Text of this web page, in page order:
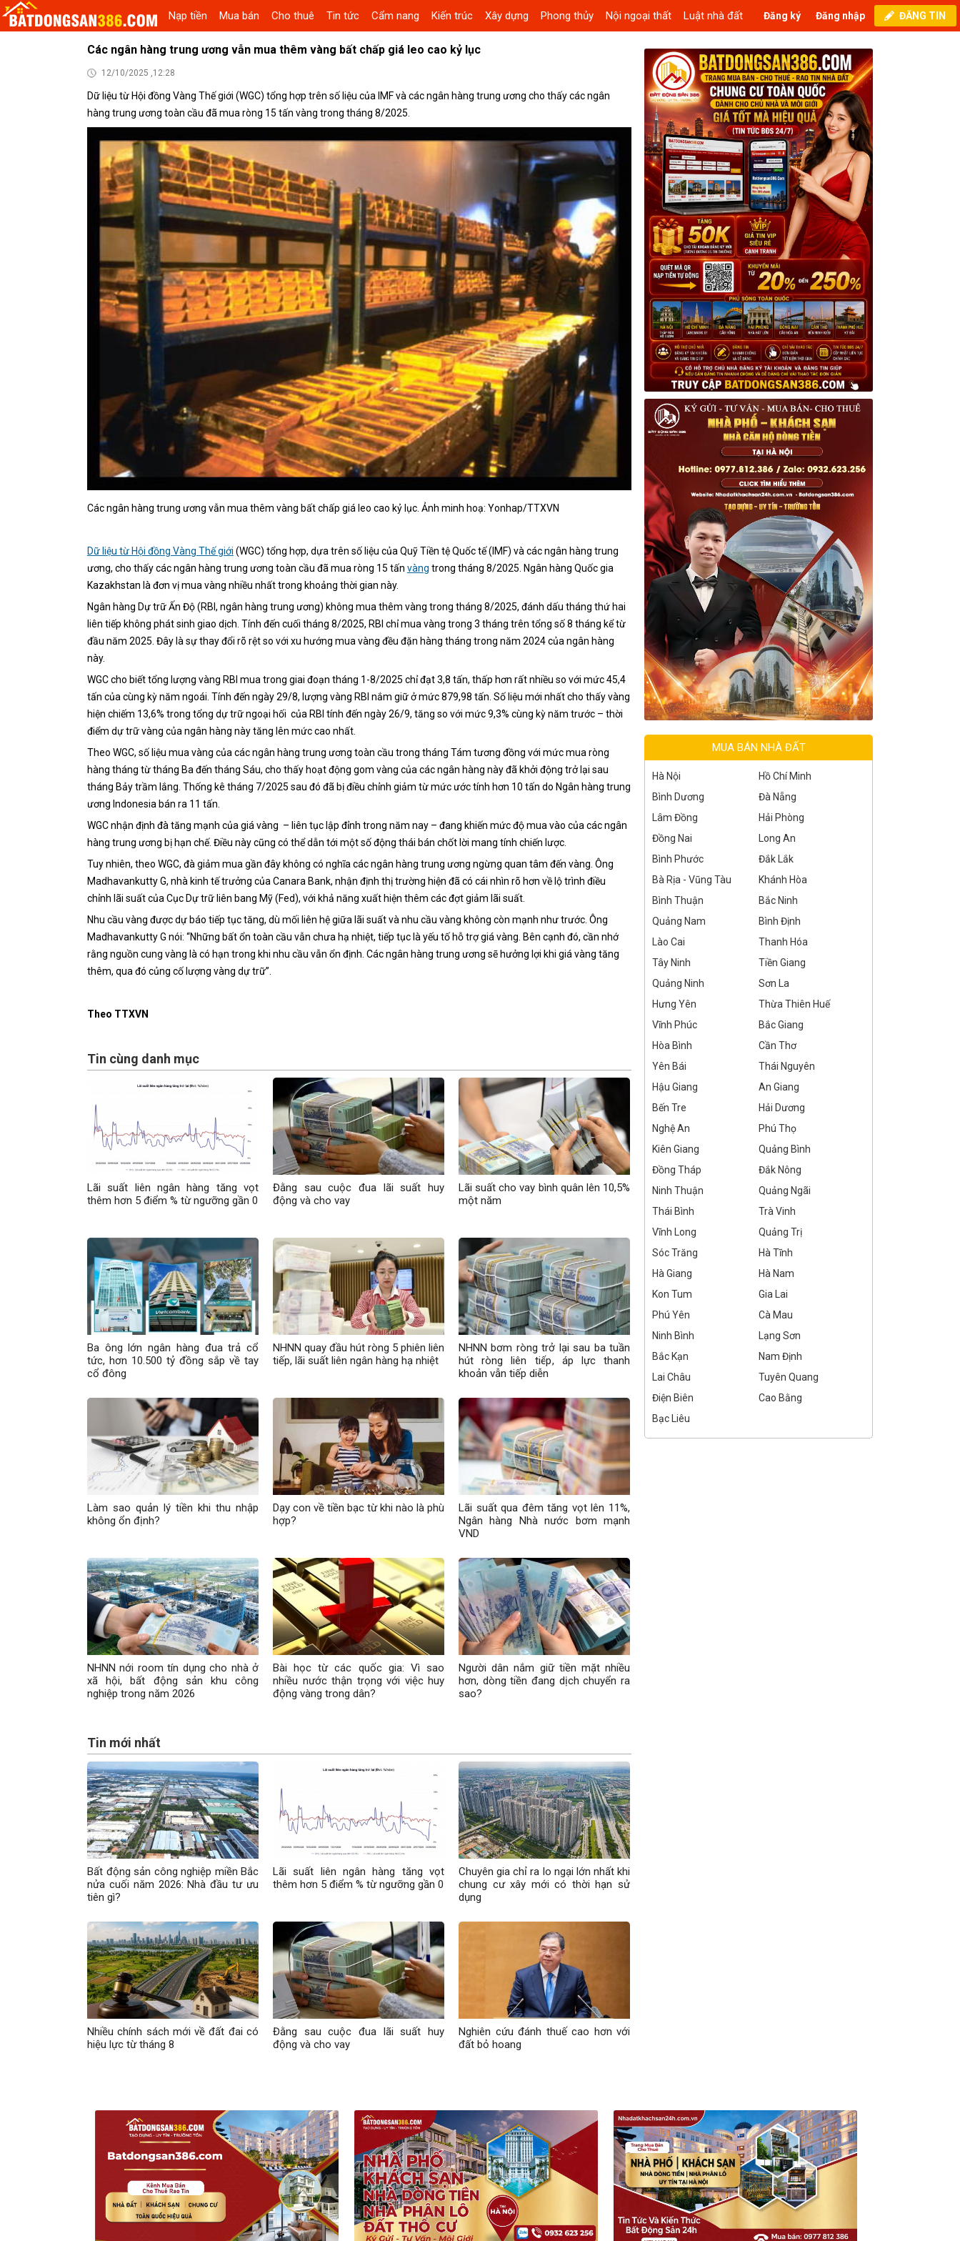
Nạp tiền Mua bán Cho thuê Tin tức Cẩm nang Kiến trúc Xây dựng Phong thủy Nội ngoại thất Luật nhà đất ĐĂNG TIN
Đăng nhập
Đăng ký
Các ngân hàng trung ương vẫn mua thêm vàng bất chấp giá leo cao kỷ lục
12/10/2025 ,12:28
Dữ liệu từ Hội đồng Vàng Thế giới (WGC) tổng hợp trên số liệu của IMF và các ngân hàng trung ương cho thấy các ngân
hàng trung ương toàn cầu đã mua ròng 15 tấn vàng trong tháng 8/2025.
Các ngân hàng trung ương vẫn mua thêm vàng bất chấp giá leo cao kỷ lục. Ảnh minh hoạ: Yonhap/TTXVN
Dữ liệu từ Hội đồng Vàng Thế giới (WGC) tổng hợp, dựa trên số liệu của Quỹ Tiền tệ Quốc tế (IMF) và các ngân hàng trung
ương, cho thấy các ngân hàng trung ương toàn cầu đã mua ròng 15 tấn vàng trong tháng 8/2025. Ngân hàng Quốc gia
Kazakhstan là đơn vị mua vàng nhiều nhất trong khoảng thời gian này.
Ngân hàng Dự trữ Ấn Độ (RBI, ngân hàng trung ương) không mua thêm vàng trong tháng 8/2025, đánh dấu tháng thứ hai
liên tiếp không phát sinh giao dịch. Tính đến cuối tháng 8/2025, RBI chỉ mua vàng trong 3 tháng trên tổng số 8 tháng kể từ
đầu năm 2025. Đây là sự thay đổi rõ rệt so với xu hướng mua vàng đều đặn hàng tháng trong năm 2024 của ngân hàng
này.
WGC cho biết tổng lượng vàng RBI mua trong giai đoạn tháng 1-8/2025 chỉ đạt 3,8 tấn, thấp hơn rất nhiều so với mức 45,4
tấn của cùng kỳ năm ngoái. Tính đến ngày 29/8, lượng vàng RBI nắm giữ ở mức 879,98 tấn. Số liệu mới nhất cho thấy vàng
hiện chiếm 13,6% trong tổng dự trữ ngoại hối của RBI tính đến ngày 26/9, tăng so với mức 9,3% cùng kỳ năm trước – thời
điểm dự trữ vàng của ngân hàng này tăng lên mức cao nhất.
Theo WGC, số liệu mua vàng của các ngân hàng trung ương toàn cầu trong tháng Tám tương đồng với mức mua ròng
hàng tháng từ tháng Ba đến tháng Sáu, cho thấy hoạt động gom vàng của các ngân hàng này đã khởi động trở lại sau
tháng Bảy trầm lắng. Thống kê tháng 7/2025 sau đó đã bị điều chỉnh giảm từ mức ước tính hơn 10 tấn do Ngân hàng trung
ương Indonesia bán ra 11 tấn.
WGC nhận định đà tăng mạnh của giá vàng – liên tục lập đỉnh trong năm nay – đang khiến mức độ mua vào của các ngân
hàng trung ương bị hạn chế. Điều này cũng có thể dẫn tới một số động thái bán chốt lời mang tính chiến lược.
Tuy nhiên, theo WGC, đà giảm mua gần đây không có nghĩa các ngân hàng trung ương ngừng quan tâm đến vàng. Ông
Madhavankutty G, nhà kinh tế trưởng của Canara Bank, nhận định thị trường hiện đã có cái nhìn rõ hơn về lộ trình điều
chỉnh lãi suất của Cục Dự trữ liên bang Mỹ (Fed), với khả năng xuất hiện thêm các đợt giảm lãi suất.
Nhu cầu vàng được dự báo tiếp tục tăng, dù mối liên hệ giữa lãi suất và nhu cầu vàng không còn mạnh như trước. Ông
Madhavankutty G nói: “Những bất ổn toàn cầu vẫn chưa hạ nhiệt, tiếp tục là yếu tố hỗ trợ giá vàng. Bên cạnh đó, cần nhớ
rằng nguồn cung vàng là có hạn trong khi nhu cầu vẫn ổn định. Các ngân hàng trung ương sẽ hưởng lợi khi giá vàng tăng
thêm, qua đó củng cố lượng vàng dự trữ”.
Theo TTXVN
Tin cùng danh mục
Lãi suất liên ngân hàng tăng vọt
thêm hơn 5 điểm % từ ngưỡng gần 0
Đằng sau cuộc đua lãi suất huy
động và cho vay
Lãi suất cho vay bình quân lên 10,5%
một năm
Ba ông lớn ngân hàng đua trả cổ
tức, hơn 10.500 tỷ đồng sắp về tay
cổ đông
NHNN quay đầu hút ròng 5 phiên liên
tiếp, lãi suất liên ngân hàng hạ nhiệt
NHNN bơm ròng trở lại sau ba tuần
hút ròng liên tiếp, áp lực thanh
khoản vẫn tiếp diễn
Làm sao quản lý tiền khi thu nhập
không ổn định?
Dạy con về tiền bạc từ khi nào là phù
hợp?
Lãi suất qua đêm tăng vọt lên 11%,
Ngân hàng Nhà nước bơm mạnh
VND
NHNN nới room tín dụng cho nhà ở
xã hội, bất động sản khu công
nghiệp trong năm 2026
Bài học từ các quốc gia: Vì sao
nhiều nước thận trọng với việc huy
động vàng trong dân?
Người dân nắm giữ tiền mặt nhiều
hơn, dòng tiền đang dịch chuyển ra
sao?
Tin mới nhất
Bất động sản công nghiệp miền Bắc
nửa cuối năm 2026: Nhà đầu tư ưu
tiên gì?
Lãi suất liên ngân hàng tăng vọt
thêm hơn 5 điểm % từ ngưỡng gần 0
Chuyên gia chỉ ra lo ngại lớn nhất khi
chung cư xây mới có thời hạn sử
dụng
Nhiều chính sách mới về đất đai có
hiệu lực từ tháng 8
Đằng sau cuộc đua lãi suất huy
động và cho vay
Nghiên cứu đánh thuế cao hơn với
đất bỏ hoang
MUA BÁN NHÀ ĐẤT
Hà Nội
Hồ Chí Minh
Bình Dương
Đà Nẵng
Lâm Đồng
Hải Phòng
Đồng Nai
Long An
Bình Phước
Đắk Lắk
Bà Rịa - Vũng Tàu
Khánh Hòa
Bình Thuận
Bắc Ninh
Quảng Nam
Bình Định
Lào Cai
Thanh Hóa
Tây Ninh
Tiền Giang
Quảng Ninh
Sơn La
Hưng Yên
Thừa Thiên Huế
Vĩnh Phúc
Bắc Giang
Hòa Bình
Cần Thơ
Yên Bái
Thái Nguyên
Hậu Giang
An Giang
Bến Tre
Hải Dương
Nghệ An
Phú Thọ
Kiên Giang
Quảng Bình
Đồng Tháp
Đắk Nông
Ninh Thuận
Quảng Ngãi
Thái Bình
Trà Vinh
Vĩnh Long
Quảng Trị
Sóc Trăng
Hà Tĩnh
Hà Giang
Hà Nam
Kon Tum
Gia Lai
Phú Yên
Cà Mau
Ninh Bình
Lạng Sơn
Bắc Kạn
Nam Định
Lai Châu
Tuyên Quang
Điện Biên
Cao Bằng
Bạc Liêu